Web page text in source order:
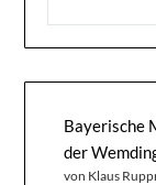
Bayerische
der
von Klaus